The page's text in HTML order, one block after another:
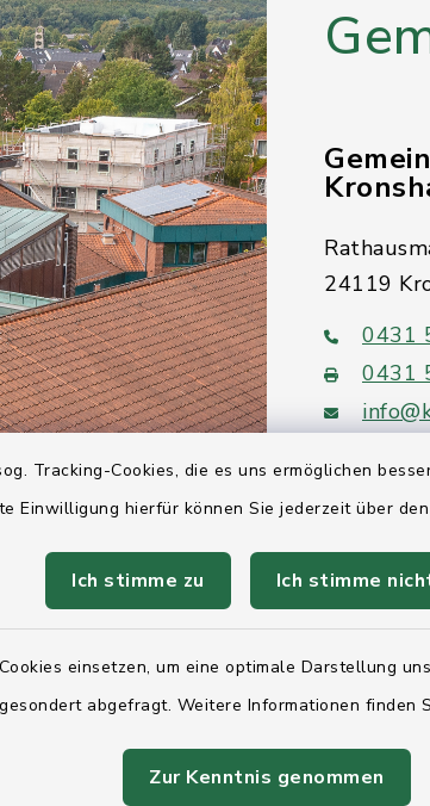
Tracking-Cookies, die es uns ermöglichen
Einwilligung hierfür können Sie jederzeit über
Ich stimme zu Ich stimme
einsetzen, um eine optimale Darstellung
abgefragt. Weitere Informationen finden
Zur Kenntnis genommen
24119
0431
0431
Ihre
Holstein
Kreis